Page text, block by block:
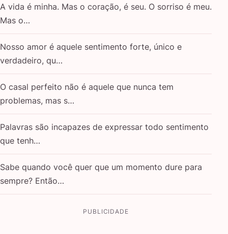
A vida é minha. Mas o coração, é seu. O sorriso é meu.
Mas o…
Nosso amor é aquele sentimento forte, único e
verdadeiro, qu…
O casal perfeito não é aquele que nunca tem
problemas, mas s…
Palavras são incapazes de expressar todo sentimento
que tenh…
Sabe quando você quer que um momento dure para
sempre? Então…
PUBLICIDADE